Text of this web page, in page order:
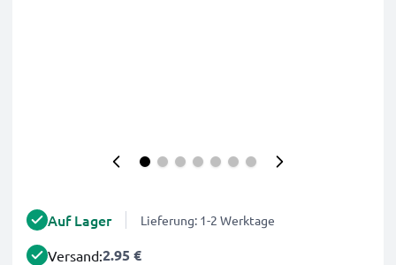
Auf Lager Lieferung: 1-2 Werktage
Versand:2.95 €